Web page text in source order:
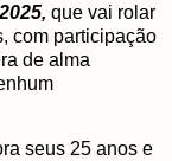
que vai rolar
com participação
de alma
seus 25 anos e